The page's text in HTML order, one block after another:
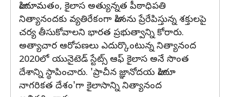
హిందూమతం, కైలాస అత్యున్నత పీఠాధిపతి
నిత్యానందకు వ్యతిరేకంగా హింసను ప్రేరేపిస్తున్న శక్తులపై
చర్య తీసుకోవాలని భారత ప్రభుత్వాన్ని కోరారు.
అత్యాచార ఆరోపణలు ఎదుర్కొంటున్న నిత్యానంద
2020లో యునైటెడ్ స్టేట్స్ ఆఫ్ కైలాస అనే సొంత
దేశాన్ని స్థాపించారు. 'ప్రాచీన జ్ఞానోదయ హిందూ
నాగరికత దేశం'గా కైలాసాన్ని నిత్యానంద